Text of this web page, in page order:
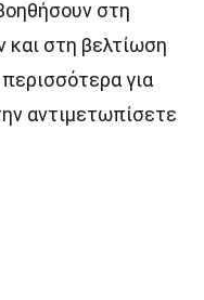
στη
στη βελτίωση
για
αντιμετωπίσετε